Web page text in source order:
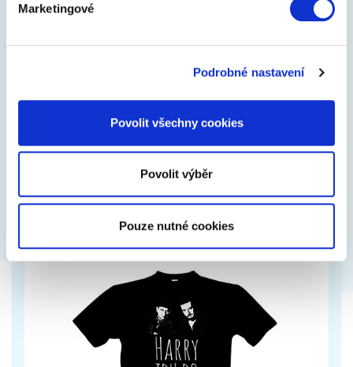
Marketingové
Podrobné nastavení
Povolit všechny cookies
Povolit výběr
Pouze nutné cookies
2
Plyšový polštářek hovínko
originální a zároveň vtipný dárek? Roztomilý
doplněk do obývacího pokoje, velmi…
Zobrazit více